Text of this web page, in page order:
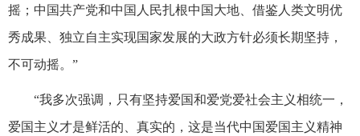
摇；中国共产党和中国人民扎根中国大地、借鉴人类文明优
秀成果、独立自主实现国家发展的大政方针必须长期坚持，
不可动摇。”
“我多次强调，只有坚持爱国和爱党爱社会主义相统一，
爱国主义才是鲜活的、真实的，这是当代中国爱国主义精神